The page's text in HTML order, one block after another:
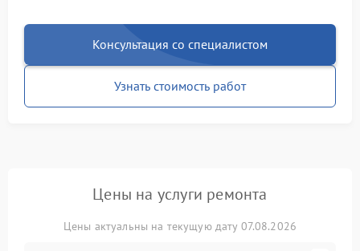
Консультация со специалистом
Узнать стоимость работ
Цены на услуги ремонта
Цены актуальны на текущую дату 07.08.2026